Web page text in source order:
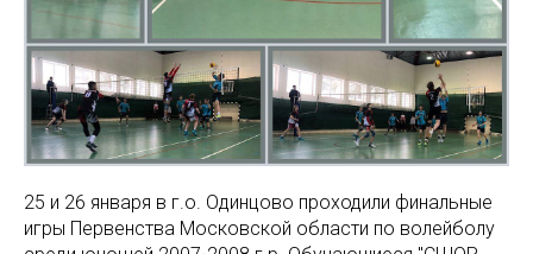
25 и 26 января в г.о. Одинцово проходили финальные
игры Первенства Московской области по волейболу